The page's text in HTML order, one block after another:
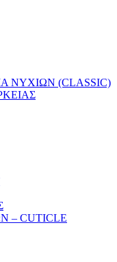
ΝΥΧΙΩΝ (CLASSIC)
CUTICLE